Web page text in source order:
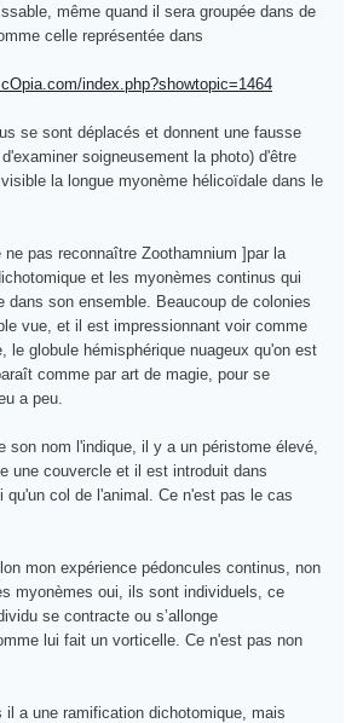
même quand il sera groupée dans de
celle représentée dans
index.php?showtopic=1464
se sont déplacés et donnent une fausse
soigneusement la photo) d'être
la longue myonème hélicoïdale dans le
pas reconnaître Zoothamnium ]par la
et les myonèmes continus qui
dans son ensemble. Beaucoup de colonies
vue, et il est impressionnant voir comme
le globule hémisphérique nuageux qu'on est
comme par art de magie, pour se
a peu.
son nom l'indique, il y a un péristome élevé,
une couvercle et il est introduit dans
qu'un col de l'animal. Ce n'est pas le cas
mon expérience pédoncules continus, non
myonèmes oui, ils sont individuels, ce
se contracte ou s’allonge
lui fait un vorticelle. Ce n'est pas non
il a une ramification dichotomique, mais